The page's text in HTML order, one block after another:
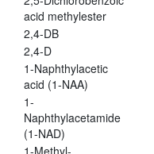
acid methylester
2,4-DB
2,4-D
1-Naphthylacetic
acid (1-NAA)
1-
Naphthylacetamide
(1-NAD)